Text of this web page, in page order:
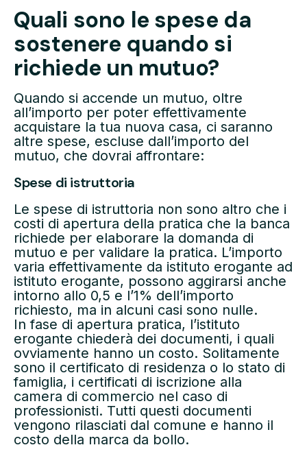
Quali sono le spese da
sostenere quando si
richiede un mutuo?
Quando si accende un mutuo, oltre
all’importo per poter effettivamente
acquistare la tua nuova casa, ci saranno
altre spese, escluse dall’importo del
mutuo, che dovrai affrontare:
Spese di istruttoria
Le spese di istruttoria non sono altro che i
costi di apertura della pratica che la banca
richiede per elaborare la domanda di
mutuo e per validare la pratica. L’importo
varia effettivamente da istituto erogante ad
istituto erogante, possono aggirarsi anche
intorno allo 0,5 e l’1% dell’importo
richiesto, ma in alcuni casi sono nulle.
In fase di apertura pratica, l’istituto
erogante chiederà dei documenti, i quali
ovviamente hanno un costo. Solitamente
sono il certificato di residenza o lo stato di
famiglia, i certificati di iscrizione alla
camera di commercio nel caso di
professionisti. Tutti questi documenti
vengono rilasciati dal comune e hanno il
costo della marca da bollo.